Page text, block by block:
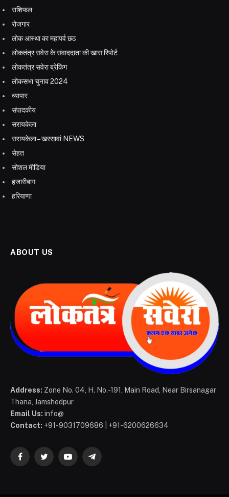
राशिफल
रोजगार
लोक आस्था का महापर्व छठ
लोकतंत्र सवेरा के संवाददाता की खास रिपोर्ट
लोकतंत्र सवेरा ब्रेकिंग
लोकसभा चुनाव 2024
व्यापार
संपादकीय
सरायकेला
सरायकेला – खरसावां NEWS
सेहत
सोशल मीडिया
हजारीबाग
हरियाणा
ABOUT US
Address: Zone No. 04, H. No.-191, Main Road, Near Birsanagar
Thana, Jamshedpur
Email Us: info@
Contact: +91-9031709686 | +91-6200626634
FacebookTwitterYouTubeTelegram